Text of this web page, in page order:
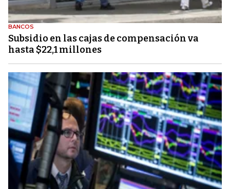
BANCOS
Subsidio en las cajas de compensación va
hasta $22,1 millones